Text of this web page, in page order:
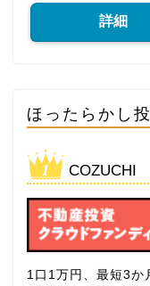
詳細
ほったらかし
COZUCHI
1口1万円、最短3か